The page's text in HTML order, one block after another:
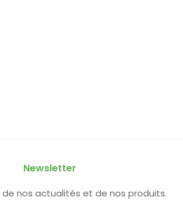
Newsletter
nos actualités et de nos produits.